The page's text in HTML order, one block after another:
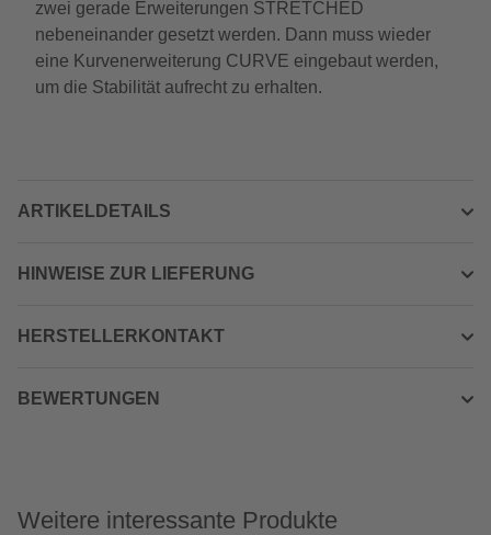
zwei gerade Erweiterungen STRETCHED
nebeneinander gesetzt werden. Dann muss wieder
eine Kurvenerweiterung CURVE eingebaut werden,
um die Stabilität aufrecht zu erhalten.
ARTIKELDETAILS
HINWEISE ZUR LIEFERUNG
HERSTELLERKONTAKT
BEWERTUNGEN
Weitere interessante Produkte